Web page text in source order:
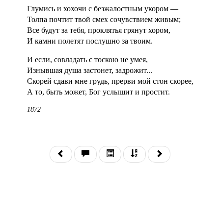
Глумись и хохочи с безжалостным укором —
Толпа почтит твой смех сочувствием живым;
Все будут за тебя, проклятья грянут хором,
И камни полетят послушно за твоим.
И если, совладать с тоскою не умея,
Изнывшая душа застонет, задрожит...
Скорей сдави мне грудь, прерви мой стон скорее,
А то, быть может, Бог услышит и простит.
1872